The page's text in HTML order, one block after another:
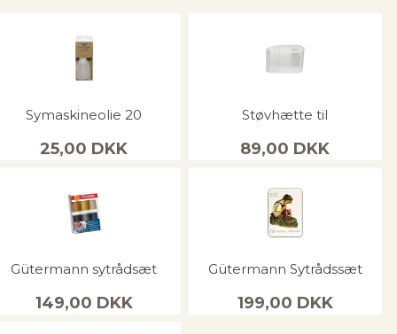
Symaskineolie 20
25,00 DKK
Støvhætte til
89,00 DKK
Gütermann sytrådsæt
149,00 DKK
Gütermann Sytrådssæt
199,00 DKK